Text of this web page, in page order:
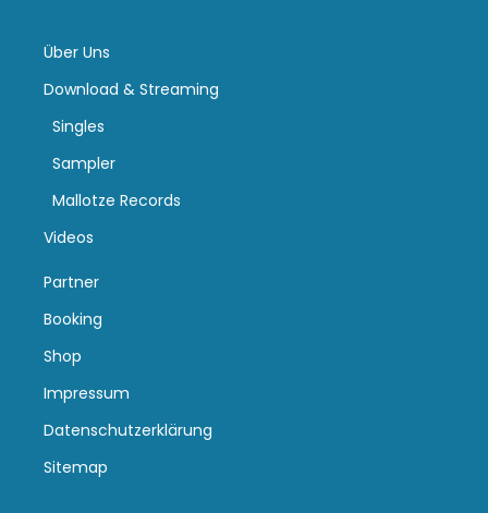
Über Uns
Download & Streaming
Singles
Sampler
Mallotze Records
Videos
Partner
Booking
Shop
Impressum
Datenschutzerklärung
Sitemap